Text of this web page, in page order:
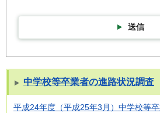
送信
中学校等卒業者の進路状況調査
平成24年度（平成25年3月）中学校等